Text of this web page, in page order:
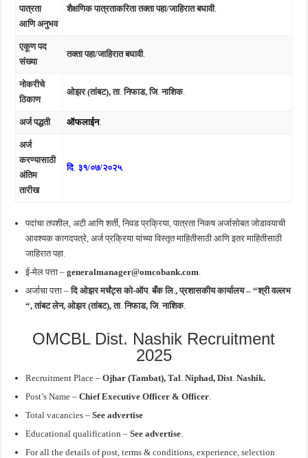
पात्रता
आणि अनुभव
शैक्षणिक पात्रताकरिता तक्ता पहा/जाहिरात बघावी.
एकूण पद
संख्या
तक्ता पहा/जाहिरात बघावी.
नोकरीचे
ठिकाण
ओझर (तांबट), ता.निफाड, जि.नाशिक.
अर्ज पद्धती ऑफलाईन.
अर्ज
करण्यासाठी
अंतिम
तारीख
दि. ३१/०७/२०२५.
पदांचा तपशील, अटी आणि शर्ती, निवड प्रक्रिया, पात्रता निकष अर्जासोबत जोडावयाची
आवश्यक कागदपत्रे, अर्ज प्रक्रिया यांच्या विस्तृत माहितीसाठी आणि इतर माहितीसाठी
जाहिरात पहा.
ई-मेल पत्ता –generalmanager@omcobank.com
अर्जाचा पत्ता –दि ओझर मर्चंट्स को-ऑप.बँकलि., प्रशासकीय कार्यालय – “श्री वल्लभ
“, तांबट लेन,ओझर (तांबट), ता. निफाड,जि.नाशिक.
OMCBL Dist. Nashik Recruitment
2025
Recruitment Place – Ojhar (Tambat), Tal Niphad, Dist Nashik.
Post’s Name– Chief Executive Officer & Officer
Total vacancies – See advertise
Educational qualification –See advertise
For all the details of post, terms & conditions, experience, selection